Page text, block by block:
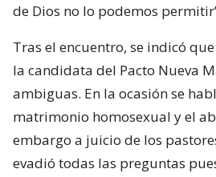
de Dios no lo podemos
Tras el encuentro, se indicó
la candidata del Pacto Nueva
ambiguas. En la ocasión se
matrimonio homosexual y el
embargo a juicio de los
evadió todas las preguntas